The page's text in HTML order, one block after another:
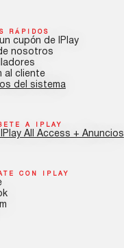
RÁPIDOS
cupón de IPlay
nosotros
al cliente
del sistema
A IPLAY
All Access + Anuncios
CON IPLAY